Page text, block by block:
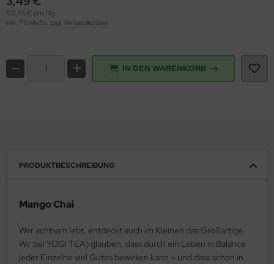
102,65 € pro 1 kg
inkl. 7 % MwSt. zzgl. Versandkosten
IN DEN WARENKORB
PRODUKTBESCHREIBUNG
Mango Chai
Wer achtsam lebt, entdeckt auch im Kleinen das Großartige.
Wir bei YOGI TEA) glauben, dass durch ein Leben in Balance
jeder Einzelne viel Gutes bewirken kann – und dass schon in